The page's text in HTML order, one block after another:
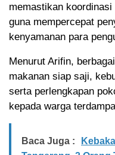
memastikan
guna mempercepat
kenyamanan para
Menurut Arifin,
makanan siap saji,
serta perlengkapan
kepada warga
Baca Juga :